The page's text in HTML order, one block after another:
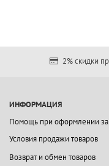
2% скидки
ИНФОРМАЦИЯ
Помощь при оформлении
Условия продажи товаров
Возврат и обмен товаров